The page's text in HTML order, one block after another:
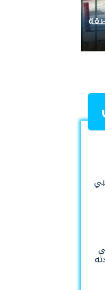
الحل؟.. تحالف جديد في
التحالف العربي في